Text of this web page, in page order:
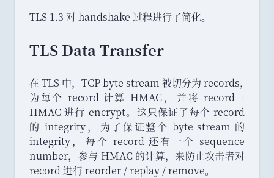
TLS 1.3 对 handshake 过程进行了简化。
TLS Data Transfer
在 TLS 中， TCP byte stream 被切分为 records，
为每个 record 计算 HMAC，
并将 record +
HMAC 进行 encrypt。 这只保证了每个 record
的 integrity，
为了保证整个 byte stream 的
integrity，
每个 record 还有一个 sequence
number， 参与 HMAC 的计算， 来防止攻击者对
record 进行 reorder / replay / remove。